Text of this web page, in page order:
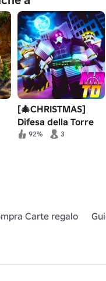
[🎄CHRISTMAS]
Difesa della Torre
dei Droni Assassini
92% 3
Carte regalo